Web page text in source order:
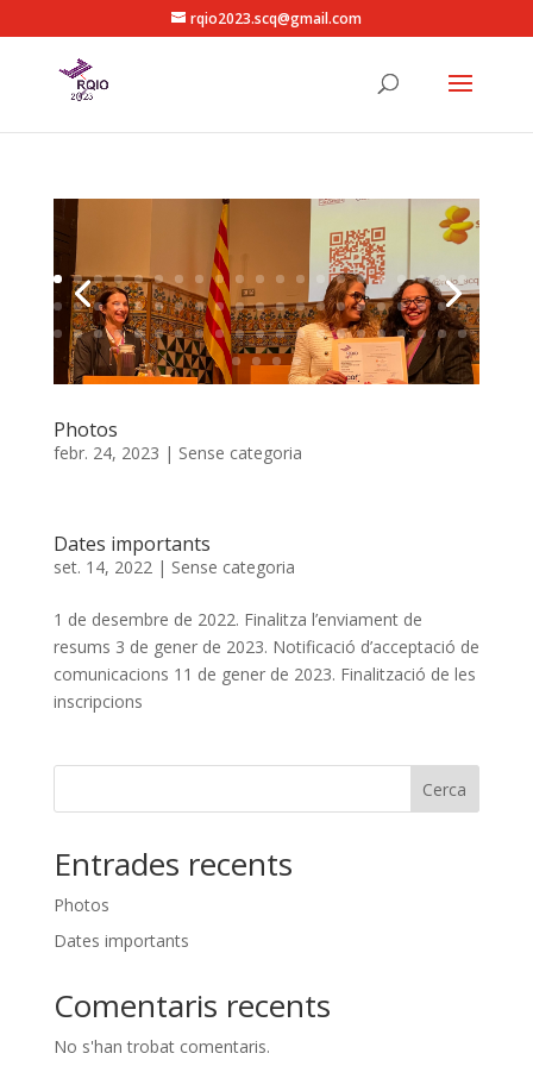
rqio2023.scq@gmail.com
Photos
febr. 24, 2023 | Sense categoria
Dates importants
set. 14, 2022| Sense categoria
1 de desembre de 2022. Finalitza l’enviament de
resums 3 de gener de 2023. Notificació d’acceptació de
comunicacions 11 de gener de 2023. Finalització de les
inscripcions
Cerca
Entrades recents
Photos
Dates importants
Comentaris recents
No s'han trobat comentaris.